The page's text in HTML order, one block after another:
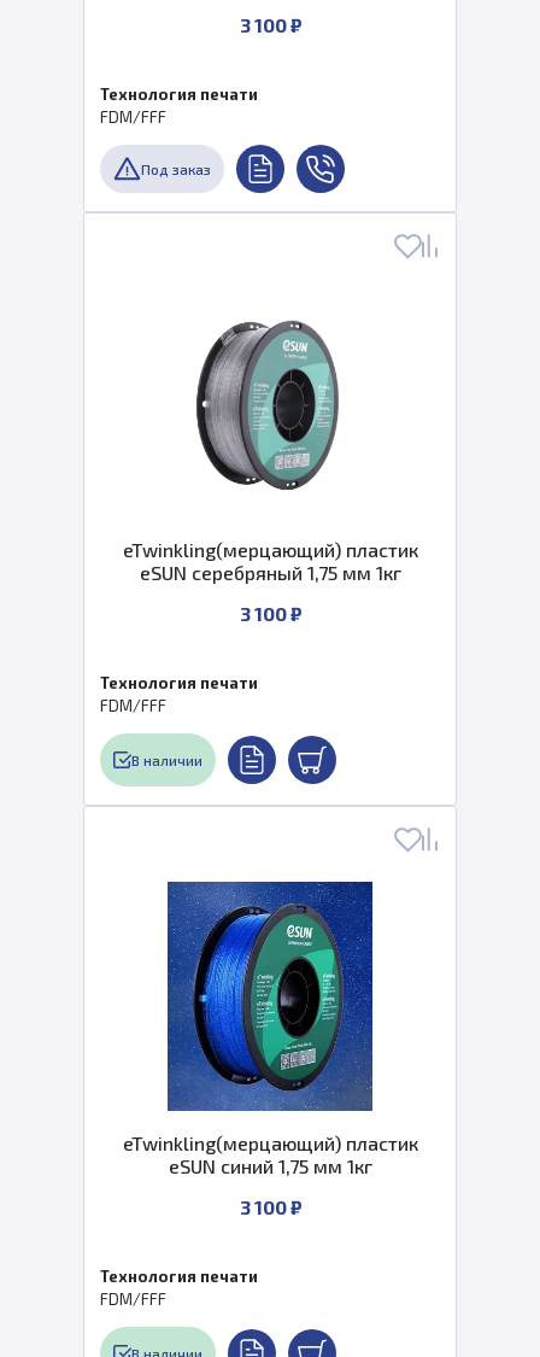
3 100 ₽
Технология печати
FDM/FFF
Под заказ
eTwinkling(мерцающий) пластик
eSUN серебряный 1,75 мм 1кг
3 100 ₽
Технология печати
FDM/FFF
В наличии
eTwinkling(мерцающий) пластик
eSUN синий 1,75 мм 1кг
3 100 ₽
Технология печати
FDM/FFF
В наличии